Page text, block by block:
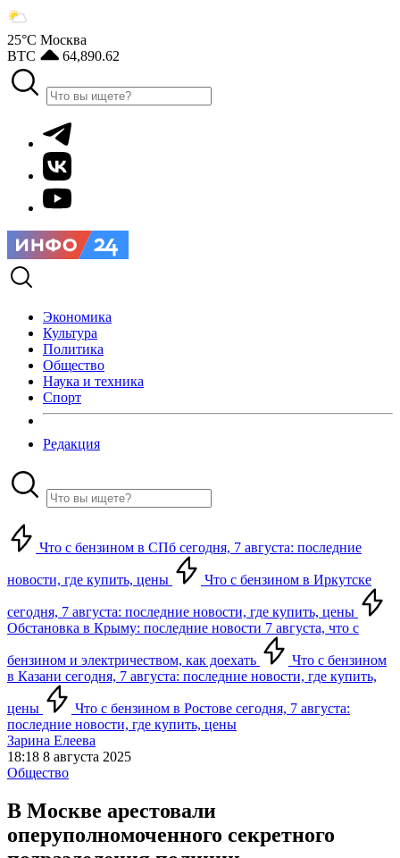
25°С Москва
BTC
64,890.62
Экономика
Культура
Политика
Общество
Наука и техника
Спорт
Редакция
Что с бензином в СПб сегодня, 7 августа: последние
новости, где купить, цены Что с бензином в Иркутске
сегодня, 7 августа: последние новости, где купить, цены
Обстановка в Крыму: последние новости 7 августа, что с
бензином и электричеством, как доехать
Что с бензином
в Казани сегодня, 7 августа: последние новости, где купить,
цены
Что с бензином в Ростове сегодня, 7 августа:
последние новости, где купить, цены
Зарина Елеева
18:18 8 августа 2025
Общество
В Москве арестовали
оперуполномоченного секретного